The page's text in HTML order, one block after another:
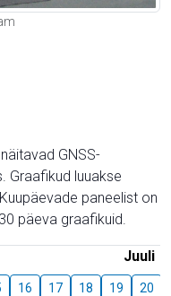
GNSS-
Graafikud luuakse
paneelist on
päeva graafikuid.
Juuli
16 17 18 19 20